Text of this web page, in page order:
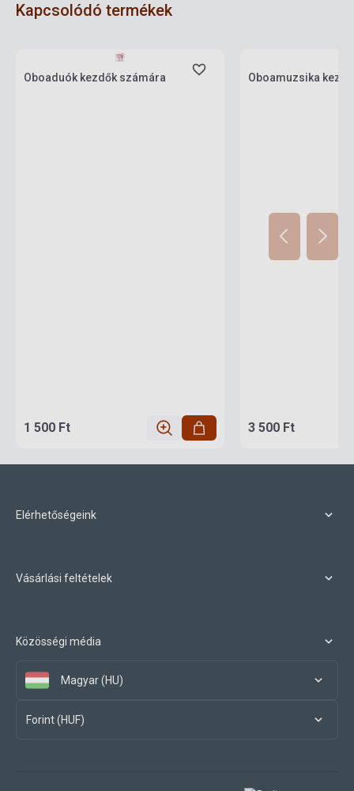
Kapcsolódó termékek
Oboaduók kezdők számára
1 500 Ft
Oboamuzsika
3 500 Ft
Elérhetőségeink
Vásárlási feltételek
Közösségi média
Magyar (HU)
Forint (HUF)